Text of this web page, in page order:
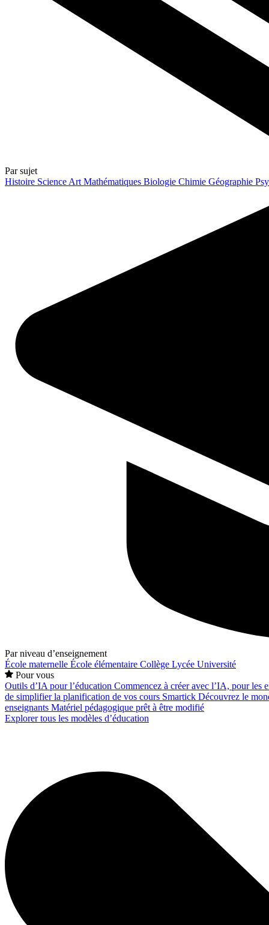
Par sujet
Histoire Science Art Mathématiques Biologie Chimie Géographie
Par niveau d’enseignement
École maternelle École élémentaire Collège Lycée Université
Pour vous
Outils d’IA pour l’éducation Commencez à créer avec l’IA, pour les
de simplifier la planification de vos cours Smartick Découvrez le
enseignants Matériel pédagogique prêt à être modifié
Explorer tous les modèles d’éducation